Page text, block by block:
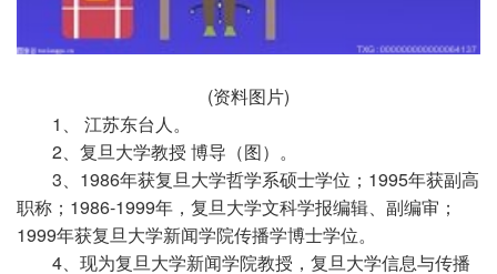
(资料图片)
1、 江苏东台人。
2、复旦大学教授 博导（图）。
3、1986年获复旦大学哲学系硕士学位；1995年获副高
职称；1986-1999年，复旦大学文科学报编辑、副编审；
1999年获复旦大学新闻学院传播学博士学位。
4、现为复旦大学新闻学院教授，复旦大学信息与传播